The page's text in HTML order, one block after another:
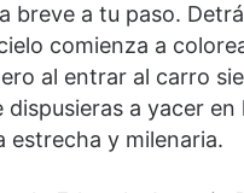
breve a tu paso.
comienza a
al entrar al carro
dispusieras a yacer en
estrecha y milenaria.